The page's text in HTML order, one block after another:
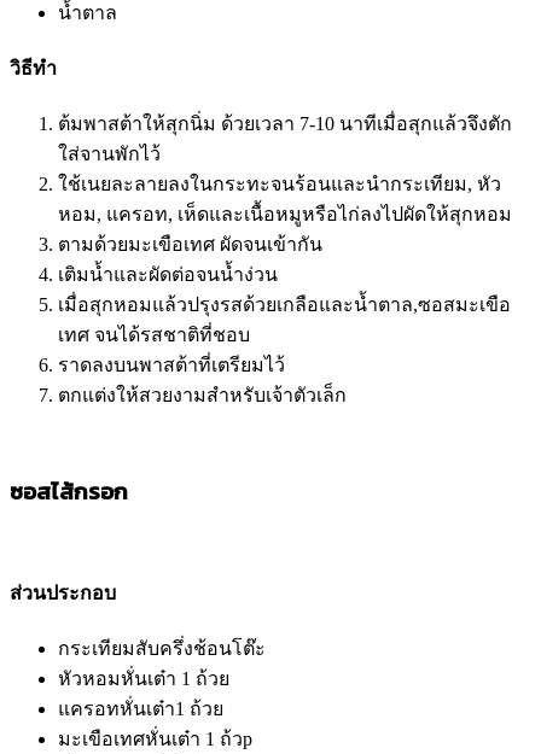
น้ำตาล
วิธีทำ
ต้มพาสต้าให้สุกนิ่ม ด้วยเวลา 7-10 นาทีเมื่อสุกแล้วจึงตัก
ใส่จานพักไว้
ใช้เนยละลายลงในกระทะจนร้อนและนำกระเทียม, หัว
หอม, แครอท, เห็ดและเนื้อหมูหรือไก่ลงไปผัดให้สุกหอม
ตามด้วยมะเขือเทศ ผัดจนเข้ากัน
เติมน้ำและผัดต่อจนน้ำง่วน
เมื่อสุกหอมแล้วปรุงรสด้วยเกลือและน้ำตาล,ซอสมะเขือ
เทศ จนได้รสชาติที่ชอบ
ราดลงบนพาสต้าที่เตรียมไว้
ตกแต่งให้สวยงามสำหรับเจ้าตัวเล็ก
ซอสไส้กรอก
ส่วนประกอบ
กระเทียมสับครึ่งช้อนโต๊ะ
หัวหอมหั่นเต๋า 1 ถ้วย
แครอทหั่นเต๋า1 ถ้วย
มะเขือเทศหั่นเต๋า 1 ถ้วp